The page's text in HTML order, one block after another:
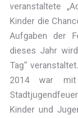
veranstaltete
Kinder die
Aufgaben der
dieses Jahr
Tag“
2014 war
Kinder und